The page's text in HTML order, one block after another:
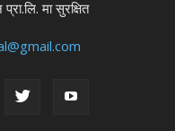
मा सुरक्षित